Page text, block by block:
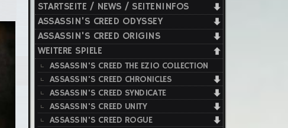
STARTSEITE / NEWS / SEITENINFOS
ASSASSIN'S CREED ODYSSEY
ASSASSIN'S CREED ORIGINS
WEITERE SPIELE
ASSASSIN'S CREED THE EZIO COLLECTION
ASSASSIN'S CREED CHRONICLES
ASSASSIN'S CREED SYNDICATE
ASSASSIN'S CREED UNITY
ASSASSIN'S CREED ROGUE